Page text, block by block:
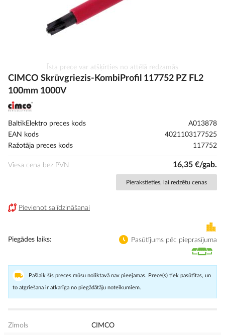
uz
galerijas
Īsta prece var atšķirties no attēlā redzamās
CIMCO Skrūvgriezis-KombiProfil 117752 PZ FL2
100mm 1000V
BaltikElektro preces kods
A013878
EAN kods
4021103177525
Ražotāja preces kods
117752
Viesa cena bez PVN 16,35 €/gab.
Pierakstieties, lai redzētu cenas
Pievienot salīdzināšanai
Piegādes laiks Pasūtījums pēc pieprasījuma
Pašlaik šīs preces mūsu noliktavā nav pieejamas. Prece(s) tiek pasūtītas, un
to atgriešana ir atkarīga no piegādātāju noteikumiem.
Zīmols
CIMCO